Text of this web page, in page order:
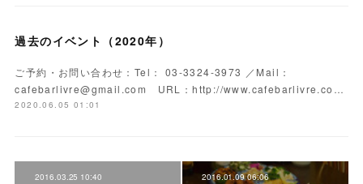
過去のイベント（2020年）
ご予約・お問い合わせ：Tel： 03-3324-3973 ／Mail：
cafebarlivre@gmail.com URL：http://www.cafebarlivre.co…
2020.06.05 01:01
2016.03.25 10:40 2016.01.09 06:06